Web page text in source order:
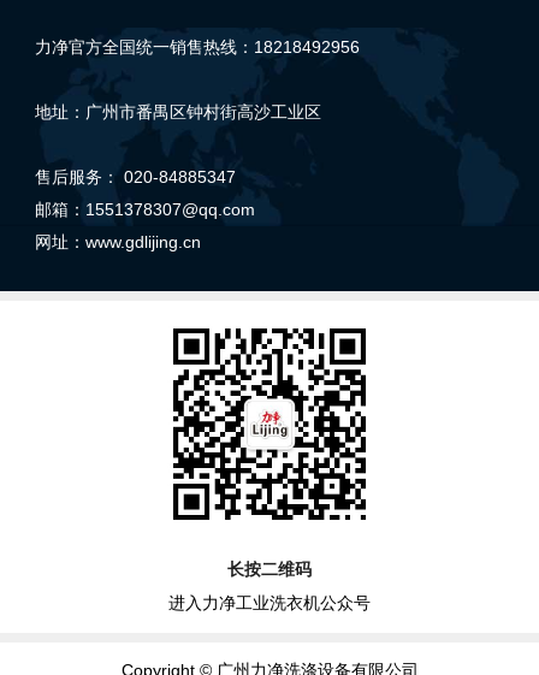
力净官方全国统一销售热线：18218492956
地址：广州市番禺区钟村街高沙工业区
售后服务： 020-84885347
邮箱：1551378307@qq.com
网址： www.gdlijing.cn
长按二维码
进入力净工业洗衣机公众号
Copyright © 广州力净洗涤设备有限公司